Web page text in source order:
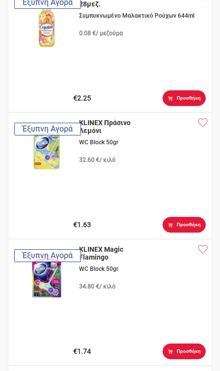
Έξυπνη Αγορά 28μεζ.
Συμπυκνωμένο Μαλακτικό Ρούχων 644ml
0.08 €/ μεζούρα
€2.25 Προσθήκη
Έξυπνη Αγορά
KLINEX Πράσινο
Λεμόνι
WC Block 50gr
32.60 €/ κιλό
€1.63 Προσθήκη
Έξυπνη Αγορά
KLINEX Magic
Flamingo
WC Block 50gr
34.80 €/ κιλό
€1.74 Προσθήκη